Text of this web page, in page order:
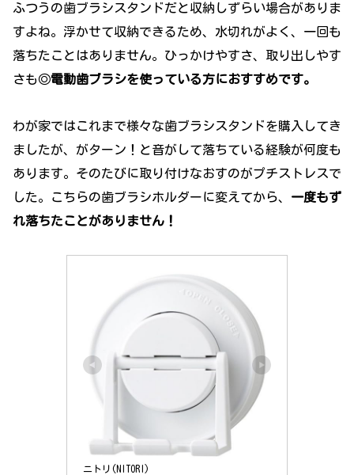
ふつうの歯ブラシスタンドだと収納しずらい場合がありま
すよね。浮かせて収納できるため、水切れがよく、一回も
落ちたことはありません。ひっかけやすさ、取り出しやす
さも◎電動歯ブラシを使っている方におすすめです。
わが家ではこれまで様々な歯ブラシスタンドを購入してき
ましたが、がターン！と音がして落ちている経験が何度も
あります。そのたびに取り付けなおすのがプチストレスで
した。こちらの歯ブラシホルダーに変えてから、 一度もず
れ落ちたことがありません！
ニトリ(NITORI)